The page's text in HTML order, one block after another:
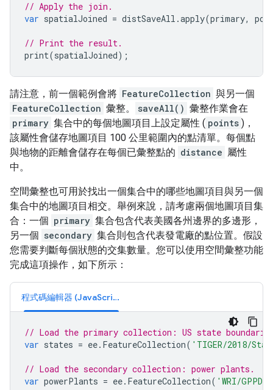
// Apply the join.
var spatialJoined = distSaveAll .apply(primary,
// Print the result.
print(spatialJoined);
請注意，前一個範例會將 FeatureCollection 與另一個
FeatureCollection 彙整。 saveAll() 彙整作業會在
primary 集合中的每個地圖項目上設定屬性 ( points )，
該屬性會儲存地圖項目 100 公里範圍內的點清單。每個點
與地物的距離會儲存在每個已彙整點的 distance 屬性
中。
空間彙整也可用於找出一個集合中的哪些地圖項目與另一個
集合中的地圖項目相交。舉例來說，請考慮兩個地圖項目集
合：一個 primary 集合包含代表美國各州邊界的多邊形，
另一個 secondary 集合則包含代表發電廠的點位置。假設
您需要判斷每個狀態的交集數量。您可以使用空間彙整功能
完成這項操作，如下所示：
程式碼編輯器 (JavaScript)
// Load the primary collection: US state
var states = ee. FeatureCollection( 'TIGER/2018/
// Load the secondary collection: power plants.
var powerPlants = ee. FeatureCollection( 'WRI/